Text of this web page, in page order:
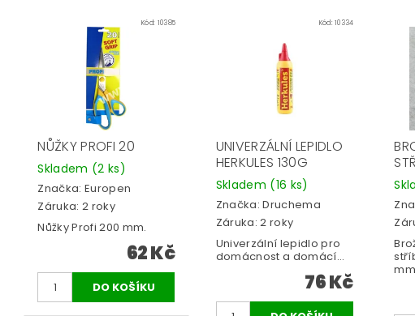
Kód: 10385
NŮŽKY PROFI 20
Skladem (2 ks)
Značka: Europen
Záruka: 2 roky
Nůžky Profi 200 mm.
62 Kč
Kód:10334
UNIVERZÁLNÍ LEPIDLO
HERKULES 130G
Skladem (16 ks)
Značka:Druchema
Záruka: 2 roky
Univerzální lepidlo pro
domácnost a domácí...
76 Kč